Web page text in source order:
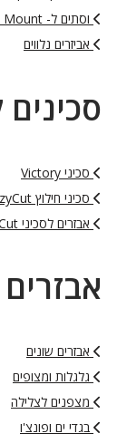
וסתים ל- Side Mount
אביזרים נלווים
סכינים
סכיני Victory
סכיני חילוץ EezyCut
אבזרים לסכיני EezyCut
אבזרים שונים
גלגלות ומצופים
מצפנים לצלילה
בגדי ים ופונצ'ו